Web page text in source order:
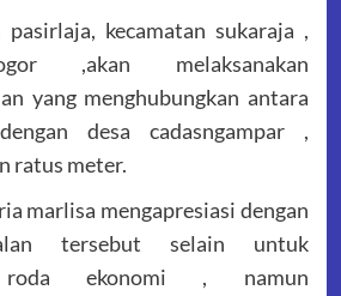
pasirlaja, kecamatan sukaraja ,
,akan melaksanakan
yang menghubungkan antara
desa cadasngampar ,
ratus meter.
marlisa mengapresiasi dengan
tersebut selain untuk
roda ekonomi , namun